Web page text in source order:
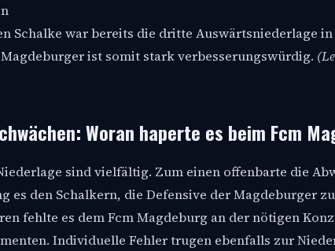
Schalke war bereits die dritte Auswärtsniederlage
ist somit stark verbesserungswürdig.
Woran haperte es beim Fcm
sind vielfältig. Zum einen offenbarte die
es den Schalkern, die Defensive der Magdeburger
fehlte es dem Fcm Magdeburg an der nötigen
Individuelle Fehler trugen ebenfalls zur